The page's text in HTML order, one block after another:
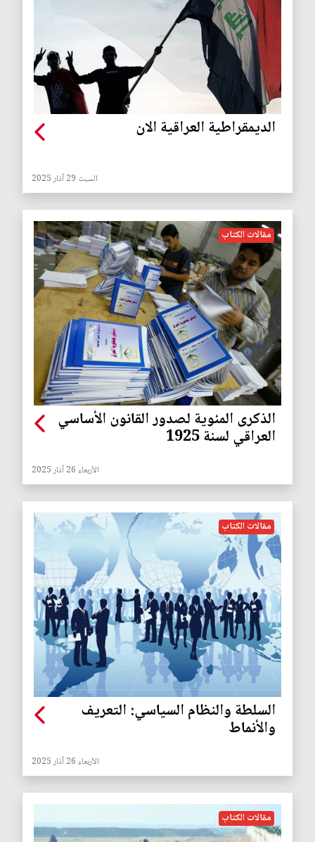
الديمقراطية العراقية الان
السبت 29 آذار 2025
مقالات الكتاب
الذكرى المئوية لصدور القانون الأساسي
العراقي لسنة 1925
الأربعاء 26 آذار 2025
مقالات الكتاب
السلطة والنظام السياسي: التعريف
والأنماط
الأربعاء 26 آذار 2025
مقالات الكتاب